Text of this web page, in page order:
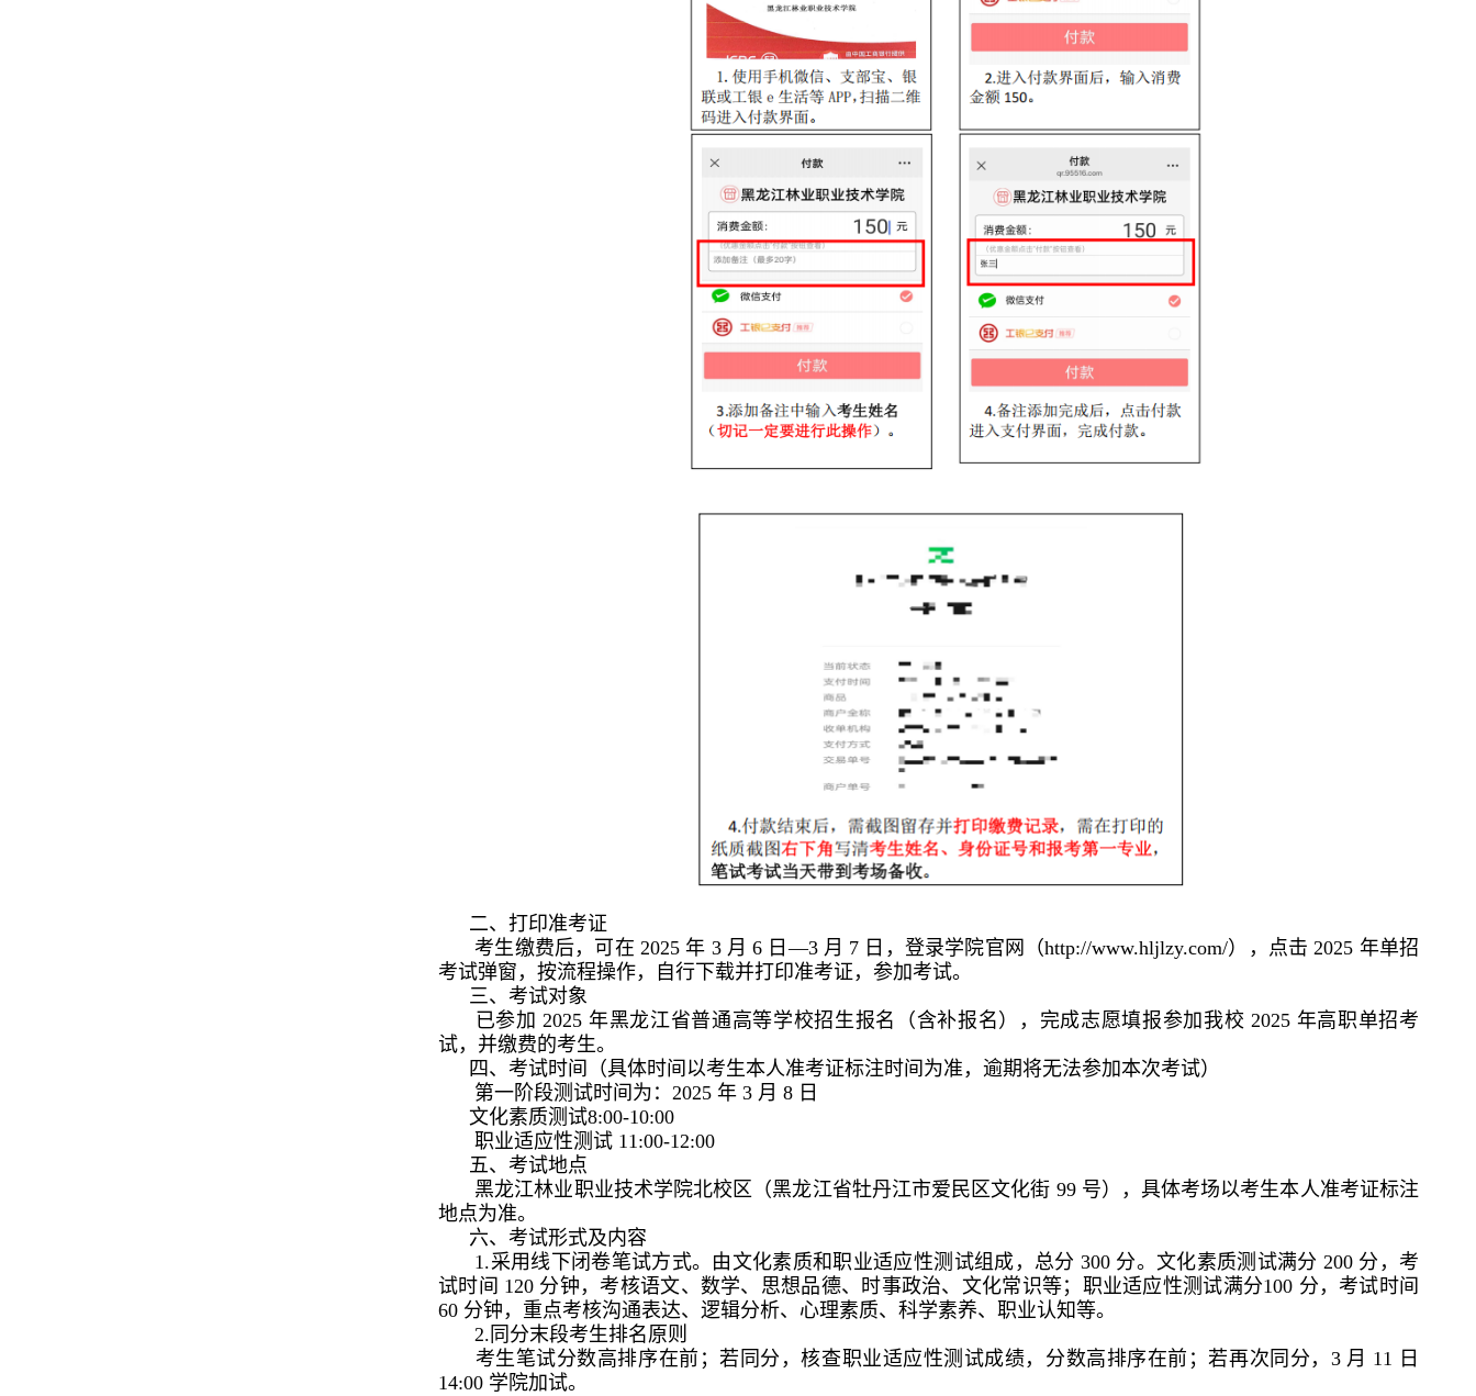
二、打印准考证
考生缴费后，可在 2025 年 3 月 6 日—3 月 7 日，登录学院官网（http://www.hljlzy.com/），点击 2025 年单招
考试弹窗，按流程操作，自行下载并打印准考证，参加考试。
三、考试对象
已参加 2025 年黑龙江省普通高等学校招生报名（含补报名），完成志愿填报参加我校 2025 年高职单招考
试，并缴费的考生。
四、考试时间（具体时间以考生本人准考证标注时间为准，逾期将无法参加本次考试）
第一阶段测试时间为：2025 年 3 月 8 日
文化素质测试8:00-10:00
职业适应性测试 11:00-12:00
五、考试地点
黑龙江林业职业技术学院北校区（黑龙江省牡丹江市爱民区文化街 99 号），具体考场以考生本人准考证标注
地点为准。
六、考试形式及内容
1.采用线下闭卷笔试方式。由文化素质和职业适应性测试组成，总分 300 分。文化素质测试满分 200 分，考
试时间 120 分钟，考核语文、数学、思想品德、时事政治、文化常识等；职业适应性测试满分100 分，考试时间
60 分钟，重点考核沟通表达、逻辑分析、心理素质、科学素养、职业认知等。
2.同分末段考生排名原则
考生笔试分数高排序在前；若同分，核查职业适应性测试成绩，分数高排序在前；若再次同分，3 月 11 日
14:00 学院加试。